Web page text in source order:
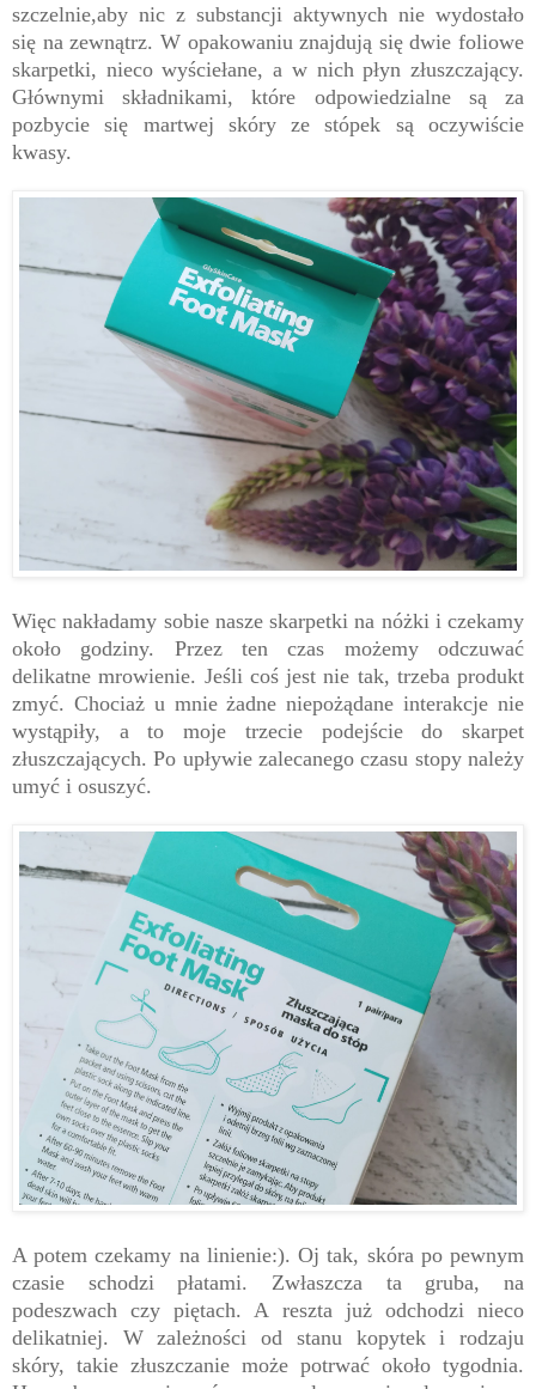
szczelnie,aby nic z substancji aktywnych nie wydostało
się na zewnątrz. W opakowaniu znajdują się dwie foliowe
skarpetki, nieco wyściełane, a w nich płyn złuszczający.
Głównymi składnikami, które odpowiedzialne są za
pozbycie się martwej skóry ze stópek są oczywiście
kwasy.
Więc nakładamy sobie nasze skarpetki na nóżki i czekamy
około godziny. Przez ten czas możemy odczuwać
delikatne mrowienie. Jeśli coś jest nie tak, trzeba produkt
zmyć. Chociaż u mnie żadne niepożądane interakcje nie
wystąpiły, a to moje trzecie podejście do skarpet
złuszczających. Po upływie zalecanego czasu stopy należy
umyć i osuszyć.
A potem czekamy na linienie:). Oj tak, skóra po pewnym
czasie schodzi płatami. Zwłaszcza ta gruba, na
podeszwach czy piętach. A reszta już odchodzi nieco
delikatniej. W zależności od stanu kopytek i rodzaju
skóry, takie złuszczanie może potrwać około tygodnia.